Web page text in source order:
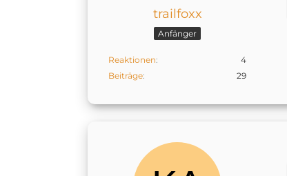
trailfoxx
Anfänger
Reaktionen
4
Beiträge
29